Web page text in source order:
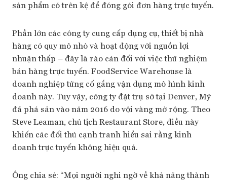
sản phẩm có trên kệ để đóng gói đơn hàng trực tuyến.
Phần lớn các công ty cung cấp dụng cụ, thiết bị nhà
hàng có quy mô nhỏ và hoạt động với nguồn lợi
nhuận thấp – đây là rào cản đối với việc thử nghiệm
bán hàng trực tuyến. FoodService Warehouse là
doanh nghiệp từng cố gắng vận dụng mô hình kinh
doanh này. Tuy vậy, công ty đặt trụ sở tại Denver, Mỹ
đã phá sản vào năm 2016 do vội vàng mở rộng. Theo
Steve Leaman, chủ tịch Restaurant Store, điều này
khiến các đối thủ cạnh tranh hiểu sai rằng kinh
doanh trực tuyến không hiệu quả.
Ông chia sẻ: “Mọi người nghi ngờ về khả năng thành